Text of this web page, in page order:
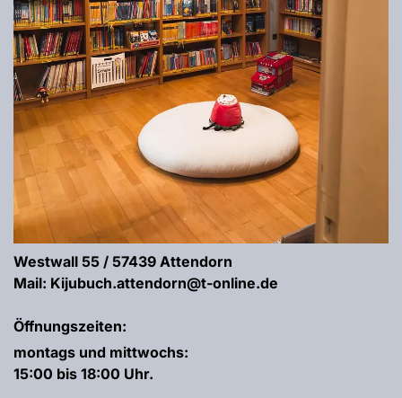
Westwall 55 / 57439 Attendorn
Mail: Kijubuch.attendorn@t-online.de
Öffnungszeiten:
montags und mittwochs:
15:00 bis 18:00 Uhr.